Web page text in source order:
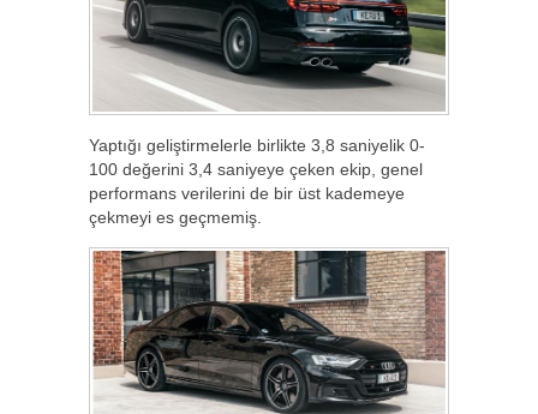
Yaptığı geliştirmelerle birlikte 3,8 saniyelik 0-
100 değerini 3,4 saniyeye çeken ekip, genel
performans verilerini de bir üst kademeye
çekmeyi es geçmemiş.